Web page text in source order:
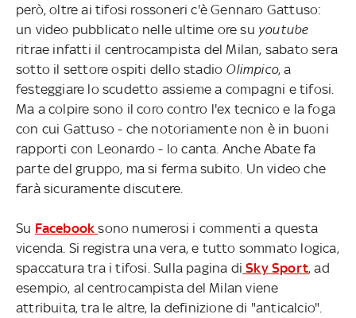
però, oltre ai tifosi rossoneri c'è Gennaro Gattuso:
un video pubblicato nelle ultime ore su youtube
ritrae infatti il centrocampista del Milan, sabato sera
sotto il settore ospiti dello stadio Olimpico, a
festeggiare lo scudetto assieme a compagni e tifosi.
Ma a colpire sono il coro contro l'ex tecnico e la foga
con cui Gattuso - che notoriamente non è in buoni
rapporti con Leonardo - lo canta. Anche Abate fa
parte del gruppo, ma si ferma subito. Un video che
farà sicuramente discutere.
Su Facebooksono numerosi i commenti a questa
vicenda. Si registra una vera, e tutto sommato logica,
spaccatura tra i tifosi. Sulla pagina di Sky Sport, ad
esempio, al centrocampista del Milan viene
attribuita, tra le altre, la definizione di "anticalcio".